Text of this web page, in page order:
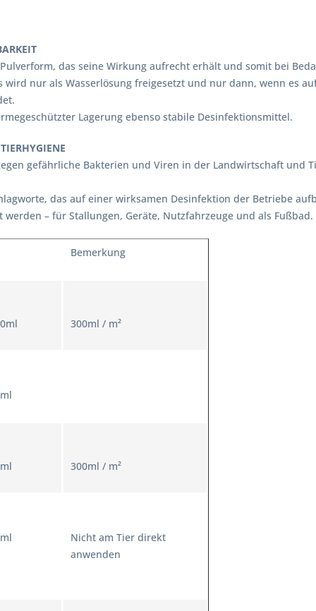
das seine Wirkung aufrecht erhält und somit bei
nur als Wasserlösung freigesetzt und nur dann, wenn es
Lagerung ebenso stabile Desinfektionsmittel.
gefährliche Bakterien und Viren in der Landwirtschaft und
das auf einer wirksamen Desinfektion der Betriebe
– für Stallungen, Geräte, Nutzfahrzeuge und als Fußbad.
Bemerkung
300ml / m²
300ml / m²
Nicht am Tier direkt
anwenden